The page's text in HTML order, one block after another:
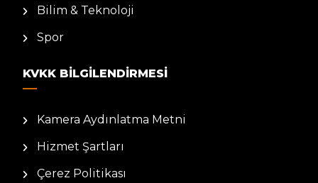
Bilim & Teknoloji
Spor
KVKK BILGILENDIRMESI
Kamera Aydınlatma Metni
Hizmet Şartları
Çerez Politikası